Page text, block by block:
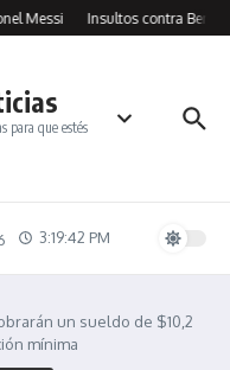
Messi Insultos contra
para que estés
3:19:43 PM
un sueldo de $10,2
mínima